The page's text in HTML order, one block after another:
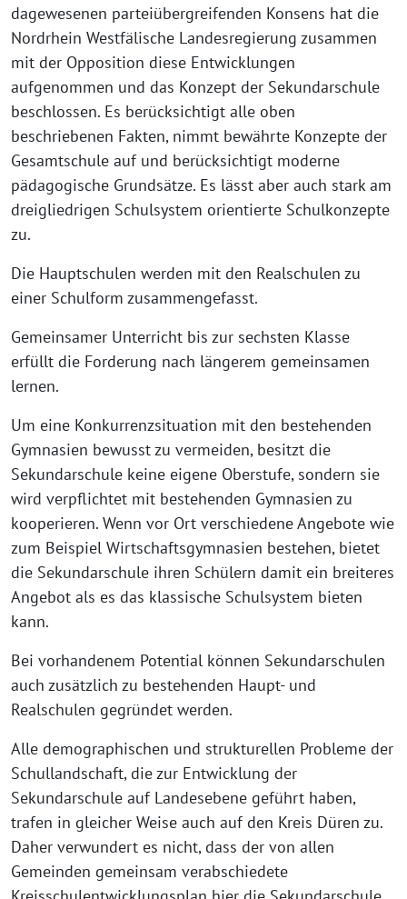
dagewesenen parteiübergreifenden Konsens hat die
Nordrhein Westfälische Landesregierung zusammen
mit der Opposition diese Entwicklungen
aufgenommen und das Konzept der Sekundarschule
beschlossen. Es berücksichtigt alle oben
beschriebenen Fakten, nimmt bewährte Konzepte der
Gesamtschule auf und berücksichtigt moderne
pädagogische Grundsätze. Es lässt aber auch stark am
dreigliedrigen Schulsystem orientierte Schulkonzepte
zu.
Die Hauptschulen werden mit den Realschulen zu
einer Schulform zusammengefasst.
Gemeinsamer Unterricht bis zur sechsten Klasse
erfüllt die Forderung nach längerem gemeinsamen
lernen.
Um eine Konkurrenzsituation mit den bestehenden
Gymnasien bewusst zu vermeiden, besitzt die
Sekundarschule keine eigene Oberstufe, sondern sie
wird verpflichtet mit bestehenden Gymnasien zu
kooperieren. Wenn vor Ort verschiedene Angebote wie
zum Beispiel Wirtschaftsgymnasien bestehen, bietet
die Sekundarschule ihren Schülern damit ein breiteres
Angebot als es das klassische Schulsystem bieten
kann.
Bei vorhandenem Potential können Sekundarschulen
auch zusätzlich zu bestehenden Haupt- und
Realschulen gegründet werden.
Alle demographischen und strukturellen Probleme der
Schullandschaft, die zur Entwicklung der
Sekundarschule auf Landesebene geführt haben,
trafen in gleicher Weise auch auf den Kreis Düren zu.
Daher verwundert es nicht, dass der von allen
Gemeinden gemeinsam verabschiedete